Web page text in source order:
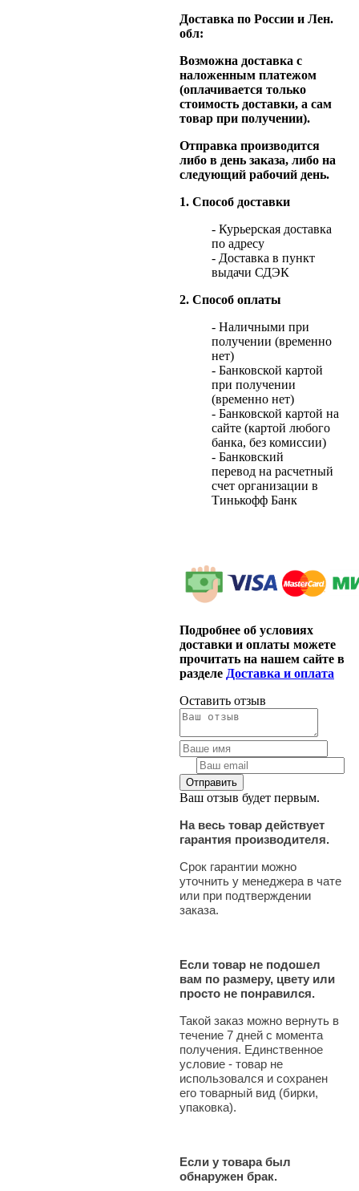
Доставка по России и Лен.
обл:
Возможна доставка с
наложенным платежом
(оплачивается только
стоимость доставки, а сам
товар при получении).
Отправка производится
либо в день заказа, либо на
следующий рабочий день.
1. Способ доставки
- Курьерская доставка
по адресу
- Доставка в пункт
выдачи СДЭК
2. Способ оплаты
- Наличными при
получении (временно
нет)
- Банковской картой
при получении
(временно нет)
- Банковской картой на
сайте (картой любого
банка, без комиссии)
- Банковский
перевод на расчетный
счет организации в
Тинькофф Банк
Подробнее об условиях
доставки и оплаты можете
прочитать на нашем сайте в
разделе Доставка и оплата
Оставить отзыв
Ваш отзыв будет первым.
На весь товар действует
гарантия производителя.
Срок гарантии можно
уточнить у менеджера в чате
или при подтверждении
заказа.
Если товар не подошел
вам по размеру, цвету или
просто не понравился.
Такой заказ можно вернуть в
течение 7 дней с момента
получения. Единственное
условие - товар не
использовался и сохранен
его товарный вид (бирки,
упаковка).
Если у товара был
обнаружен брак.